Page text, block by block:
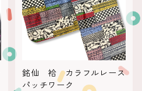
銘仙 袷 カラフルレース
パッチワーク